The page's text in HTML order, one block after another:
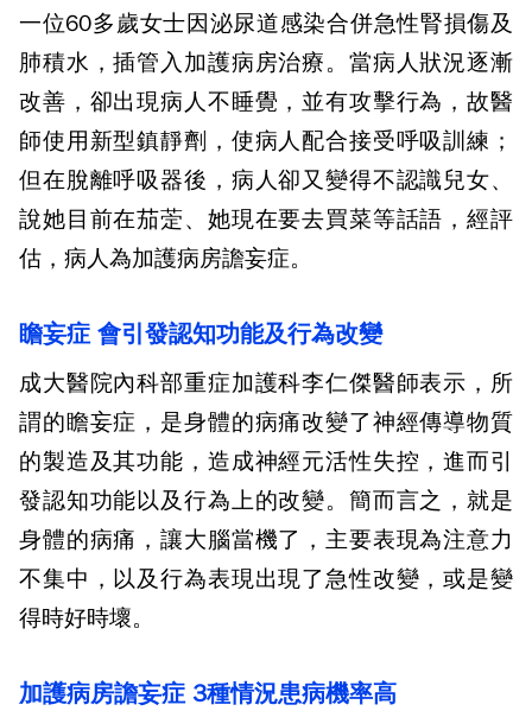
一位60多歲女士因泌尿道感染合併急性腎損傷及
肺積水，插管入加護病房治療。當病人狀況逐漸
改善，卻出現病人不睡覺，並有攻擊行為，故醫
師使用新型鎮靜劑，使病人配合接受呼吸訓練；
但在脫離呼吸器後，病人卻又變得不認識兒女、
說她目前在茄萣、她現在要去買菜等話語，經評
估，病人為加護病房譫妄症。
瞻妄症 會引發認知功能及行為改變
成大醫院內科部重症加護科李仁傑醫師表示，所
謂的瞻妄症，是身體的病痛改變了神經傳導物質
的製造及其功能，造成神經元活性失控，進而引
發認知功能以及行為上的改變。簡而言之，就是
身體的病痛，讓大腦當機了，主要表現為注意力
不集中，以及行為表現出現了急性改變，或是變
得時好時壞。
加護病房譫妄症 3種情況患病機率高